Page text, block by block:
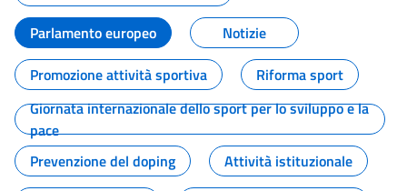
Parlamento europeo
Notizie
Promozione attività sportiva
Riforma sport
Giornata internazionale dello sport per lo sviluppo e la
pace
Prevenzione del doping
Attività istituzionale